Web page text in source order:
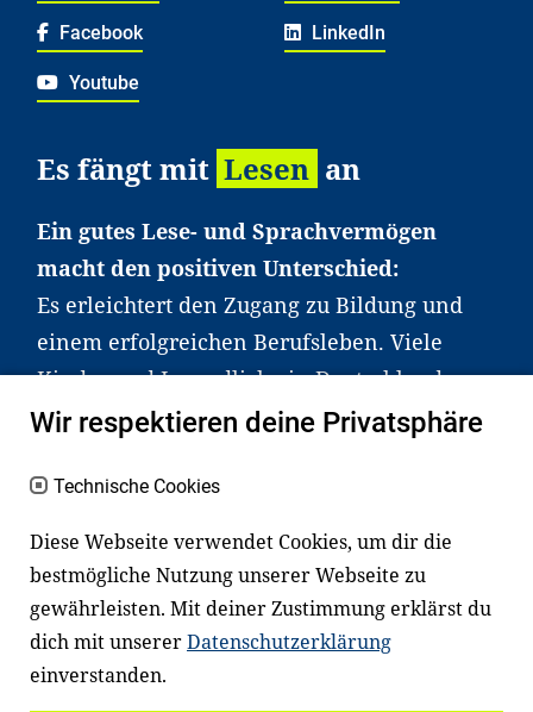
Facebook LinkedIn
Youtube
Es fängt mit Lesen an
Ein gutes Lese- und Sprachvermögen
macht den positiven Unterschied:
Es erleichtert den Zugang zu Bildung und
einem erfolgreichen Berufsleben. Viele
Kinder und Jugendliche in Deutschland
haben aber große Schwierigkeiten dabei.
an Familien sowie an Erzieher*innen,
Fachexpert*innen. Dafür arbeiten wir eng
mit Ministerien, wissenschaftlichen
Einrichtungen, Verbänden, Unternehmen
und anderen Stiftungen zusammen.
Wir respektieren deine Privatsphäre
Technische Cookies
Diese Webseite verwendet Cookies, um dir die
bestmögliche Nutzung unserer Webseite zu
gewährleisten. Mit deiner Zustimmung erklärst du
dich mit unsererDatenschutzerklärung
einverstanden.